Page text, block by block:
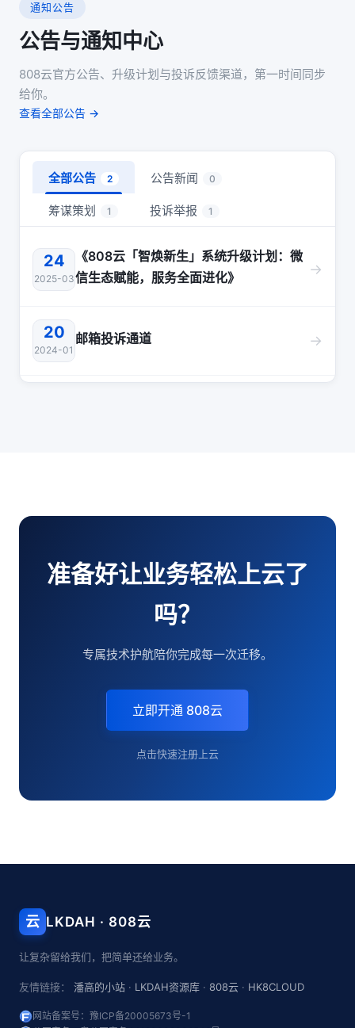
通知公告
公告与通知中心
808云官方公告、升级计划与投诉反馈渠道，第一时间同步
给你。
查看全部公告 →
全部公告 2 公告新闻 0
筹谋策划 1 投诉举报 1
24
2025-03
《808云「智焕新生」系统升级计划：微
信生态赋能，服务全面进化》
→
20
2024-01
邮箱投诉通道 →
准备好让业务轻松上云了
吗？
专属技术护航陪你完成每一次迁移。
立即开通 808云
点击快速注册上云
云 LKDAH · 808云
让复杂留给我们，把简单还给业务。
友情链接： 潘高的小站 · LKDAH资源库 · 808云 · HK8CLOUD
网站备案号：豫ICP备20005673号-1